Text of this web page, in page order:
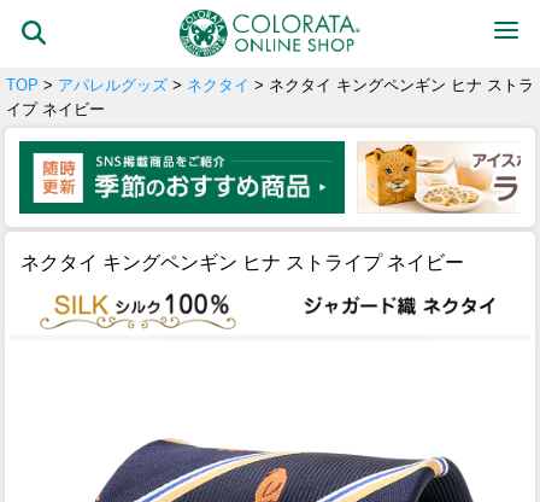
TOP > アパレルグッズ > ネクタイ > ネクタイ キングペンギン ヒナ ストラ
イプ ネイビー
ネクタイ キングペンギン ヒナ ストライプ ネイビー